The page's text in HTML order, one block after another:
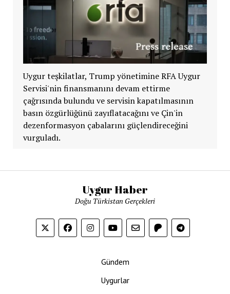
Uygur teşkilatlar, Trump yönetimine RFA Uygur
Servisi'nin finansmanını devam ettirme
çağrısında bulundu ve servisin kapatılmasının
basın özgürlüğünü zayıflatacağını ve Çin'in
dezenformasyon çabalarını güçlendireceğini
vurguladı.
Uygur Haber
Doğu Türkistan Gerçekleri
Gündem
Uygurlar